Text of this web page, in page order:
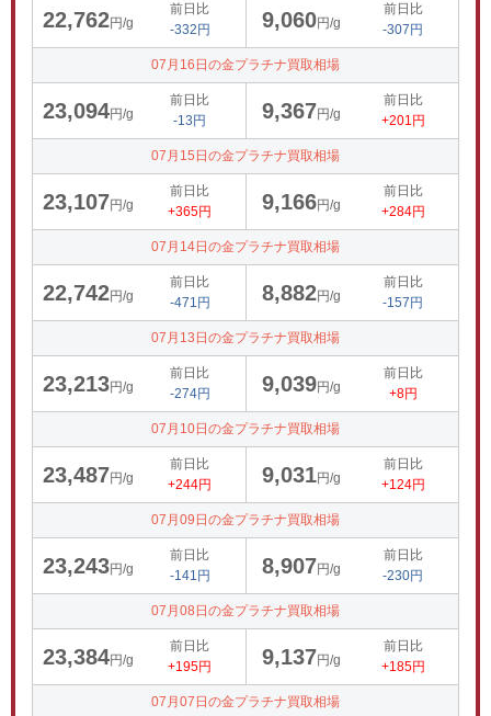
22,762円/g
前日比
-332円
9,060円/g
前日比
-307円
07月16日の金プラチナ買取相場
23,094円/g
前日比
-13円
9,367円/g
前日比
+201円
07月15日の金プラチナ買取相場
23,107円/g
前日比
+365円
9,166円/g
前日比
+284円
07月14日の金プラチナ買取相場
22,742円/g
前日比
-471円
8,882円/g
前日比
-157円
07月13日の金プラチナ買取相場
23,213円/g
前日比
-274円
9,039円/g
前日比
+8円
07月10日の金プラチナ買取相場
23,487円/g
前日比
+244円
9,031円/g
前日比
+124円
07月09日の金プラチナ買取相場
23,243円/g
前日比
-141円
8,907円/g
前日比
-230円
07月08日の金プラチナ買取相場
23,384円/g
前日比
+195円
9,137円/g
前日比
+185円
07月07日の金プラチナ買取相場